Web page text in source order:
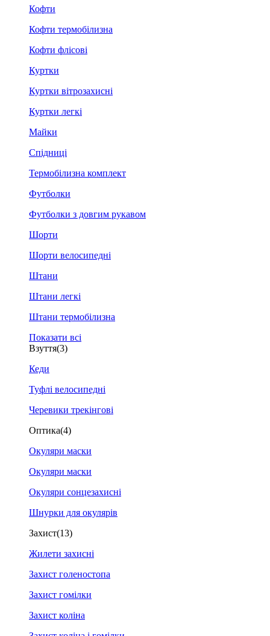
Кофти
Кофти термобілизна
Кофти флісові
Куртки
Куртки вітрозахисні
Куртки легкі
Майки
Спідниці
Термобілизна комплект
Футболки
Футболки з довгим рукавом
Шорти
Шорти велосипедні
Штани
Штани легкі
Штани термобілизна
Показати всі
Взуття(3)
Кеди
Туфлі велосипедні
Черевики трекінгові
Оптика(4)
Окуляри маски
Окуляри маски
Окуляри сонцезахисні
Шнурки для окулярів
Захист(13)
Жилети захисні
Захист голеностопа
Захист гомілки
Захист коліна